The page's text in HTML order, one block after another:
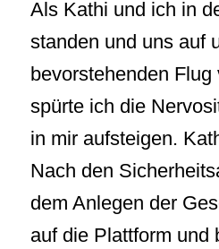
Als Kathi und ich in
standen und uns auf
bevorstehenden Flug
spürte ich die
in mir aufsteigen.
Nach den
dem Anlegen der
auf die Plattform und